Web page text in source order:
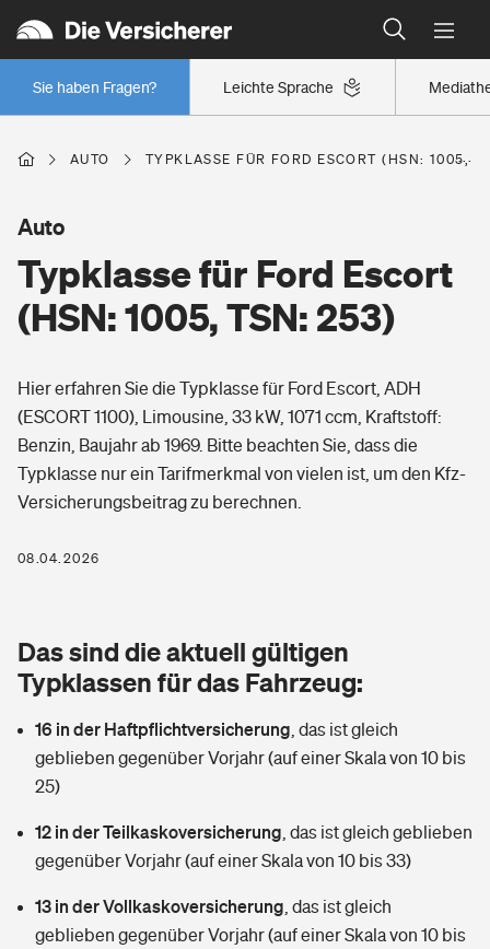
Leichte Sprache
Sie haben Fragen?
Wer versichert was: Jetzt Versicherer finden
Regionalklassen: So ist Ihre Region eingestuft
Wer versichert was: Jetzt Versicherer finden
Berufsunfähigkeitsversicherung
Erwerbsunfähigkeitsversicherung
Grundfähigkeitsversicherung
Arbeitsrechtsschutz
Berufshaftpflichtversicherung
Zur Übersicht
Tools
Wer versichert was: Jetzt Versicherer finden
Sie haben Fragen?
Wohnen
Elementarversicherung
Glasversicherung
Mietkautionsversicherung
Restkreditversicherung
Freizeit
Pri­vate Haft­pflicht­
Kinderunfall­ver­si­che­rung
Kinderinvalidität
Hundehalter-Haftpflicht
Gesundheit
Private Krankenversicherung
Dread-Disease-Versicherung
Tierkrankenversicherung
Zur Übersicht
Tools
Wer versichert was: Jetzt Versicherer finden
AUTO TYPKLASSE FÜR FORD ESCORT (HSN: 1005,
Typklasse für Ford Escort
(HSN: 1005, TSN: 253)
Auto
Hier erfahren Sie die Typklasse für Ford Escort, ADH
(ESCORT 1100), Limousine, 33 kW, 1071 ccm, Kraftstoff:
Benzin, Baujahr ab 1969. Bitte beachten Sie, dass die
Typklasse nur ein Tarifmerkmal von vielen ist, um den Kfz-
Versicherungsbeitrag zu berechnen.
08.04.2026
Das sind die aktuell gültigen
Typklassen für das Fahrzeug:
16 in der Haftpflichtversicherung das ist gleich
geblieben gegenüber Vorjahr (auf einer Skala von 10 bis
25)
12 in der Teilkaskoversicherung das ist gleich geblieben
gegenüber Vorjahr (auf einer Skala von 10 bis 33)
13 in der Vollkaskoversicherung das ist gleich
geblieben gegenüber Vorjahr (auf einer Skala von 10 bis